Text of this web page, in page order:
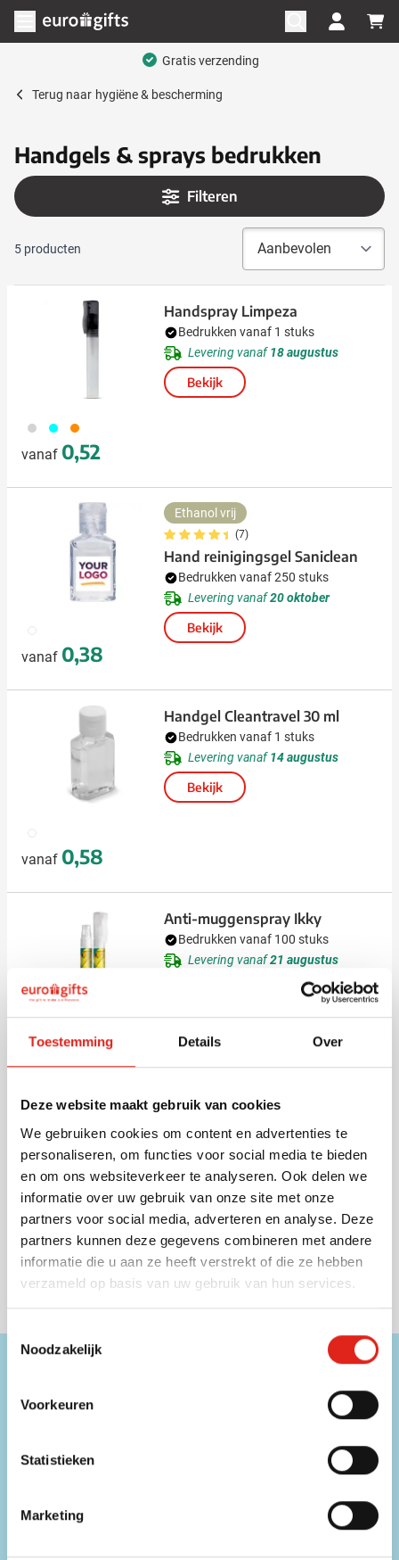
Toestemming Details Over
Deze website maakt gebruik van cookies
We gebruiken cookies om content en advertenties te
personaliseren, om functies voor social media te bieden
en om ons websiteverkeer te analyseren. Ook delen we
informatie over uw gebruik van onze site met onze
partners voor social media, adverteren en analyse. Deze
partners kunnen deze gegevens combineren met andere
informatie die u aan ze heeft verstrekt of die ze hebben
verzameld op basis van uw gebruik van hun services.
Toestemmingsselectie
Noodzakelijk
Voorkeuren
Statistieken
Marketing
Ga naar de inhoud
Menu openen
Gratis verzending
Terug naar hygiëne & bescherming
Handgels & sprays bedrukken
Filteren
5 producten
970 533 350
vanaf 0,52
Handspray Limpeza
Bedrukken vanaf 1 stuks
Levering vanaf18 augustus
Bekijk
021
vanaf 0,38
Ethanol vrij
(7)
Hand reinigingsgel Saniclean
Bedrukken vanaf 250 stuks
Levering vanaf20 oktober
Bekijk
002
vanaf 0,58
Handgel Cleantravel 30 ml
Bedrukken vanaf 1 stuks
Levering vanaf14 augustus
Bekijk
vanaf
Anti-muggenspray Ikky
Bedrukken vanaf 100 stuks
Levering vanaf21 augustus
021
vanaf 0,70
Hand reinigingsspray
Bedrukken vanaf 240 stuks
Levering vanaf9 oktober
Bekijk
Onze medewerkers zijn beschikbaar op onderstaande
Telefoon